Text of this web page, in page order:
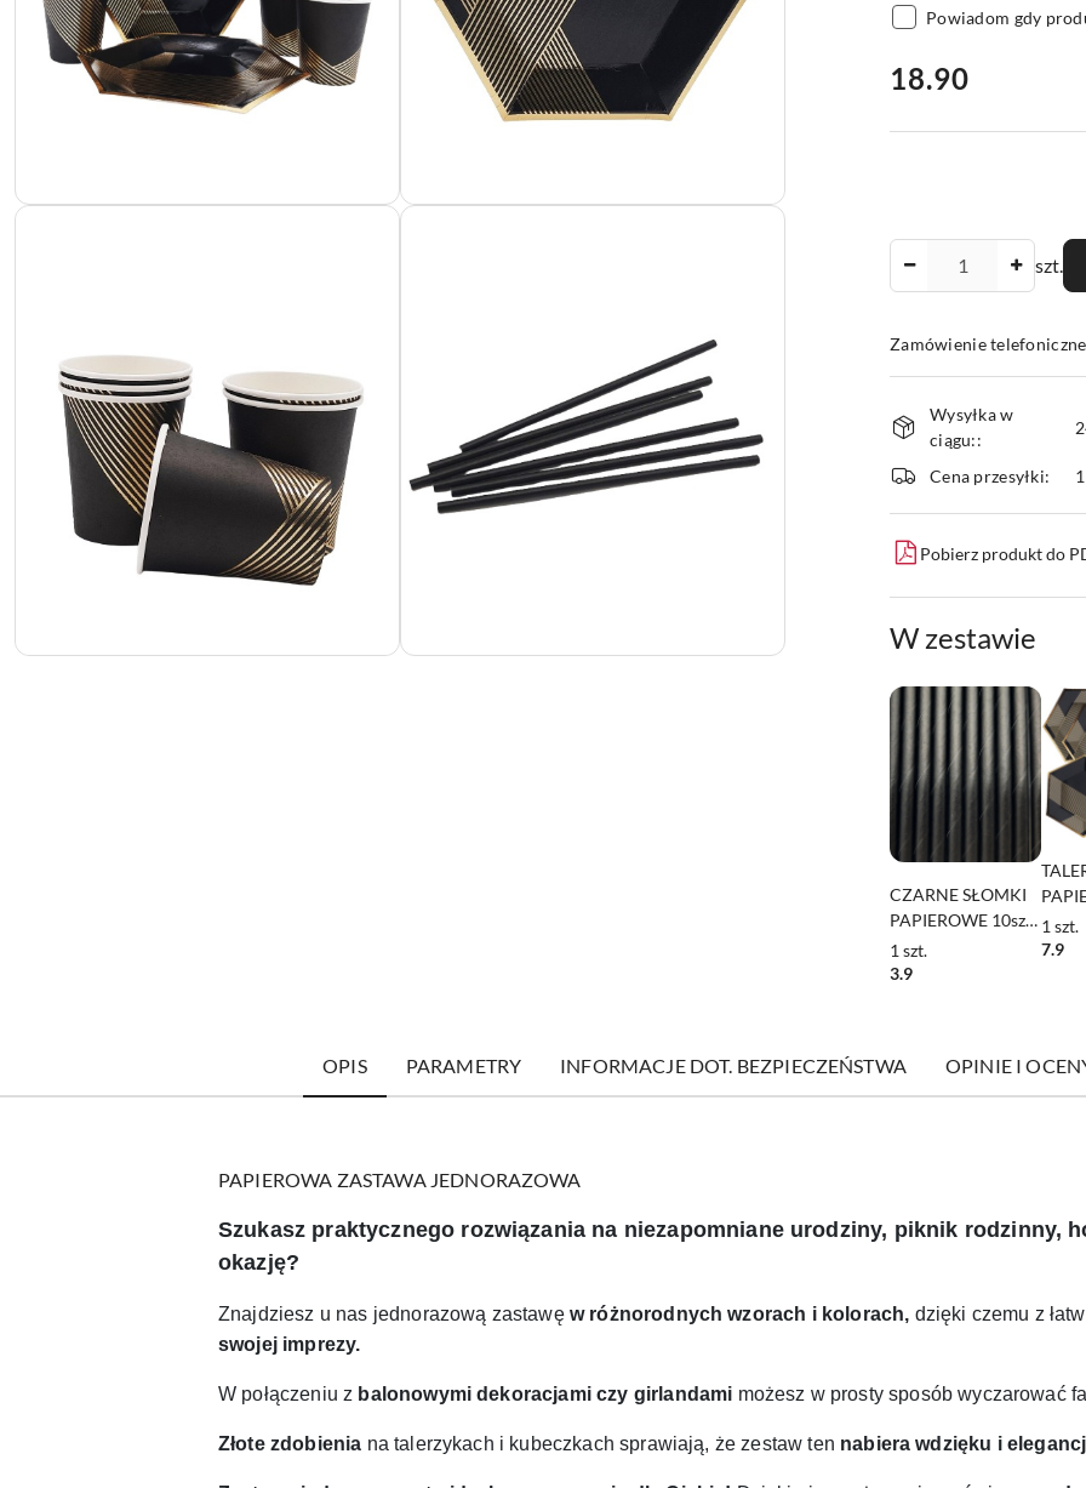
Powiadom gdy
cena:
18.90
szt.
Zamówienie
i
dostawa
Wysyłka w
ciągu::
Cena przesyłki:
Pobierz produkt do
W zestawie
CZARNE SŁOMKI
PAPIEROWE 10szt.
SŁOMKI
JEDNORAZOWE
1 szt.
3.9
6szt.
1 szt.
7.9
OPIS PARAMETRY INFORMACJE DOT. BEZPIECZEŃSTWA OPINIE I
PAPIEROWA ZASTAWA JEDNORAZOWA
Szukasz praktycznego rozwiązania na niezapomniane urodziny, piknik rodzinny,
okazję?
Znajdziesz u nas jednorazową zastawę w różnorodnych wzorach i kolorach, dzięki czemu z
swojej imprezy.
W połączeniu z balonowymi dekoracjami czy girlandami możesz w prosty sposób wyczarować
Złote zdobienia na talerzykach i kubeczkach sprawiają, że zestaw ten nabiera wdzięku i